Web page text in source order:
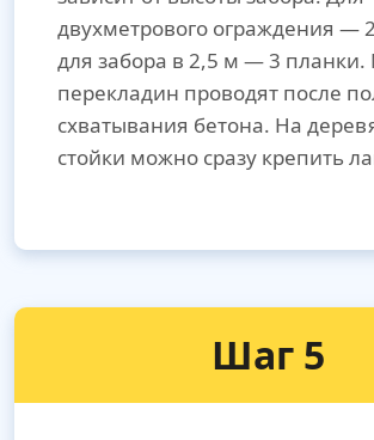
двухметрового ограждения —
для забора в 2,5 м — 3
перекладин проводят после
схватывания бетона. На
стойки можно сразу крепить
Шаг 5